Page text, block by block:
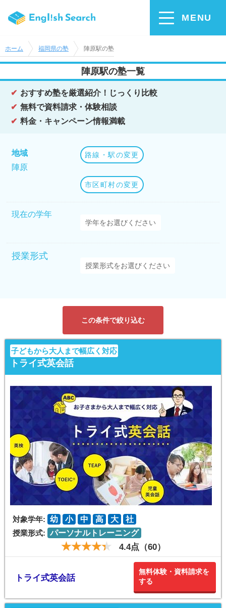
MENU
ホーム 福岡県の塾 陣原駅の塾
陣原駅の塾一覧
おすすめ塾を厳選紹介！じっくり比較
無料で資料請求・体験相談
料金・キャンペーン情報満載
地域
陣原
路線・駅の変更
市区町村の変更
現在の学年
授業形式
この条件で絞り込む
子どもから大人まで幅広く対応
トライ式英会話
対象学年: 幼 小 中 高 大
社
授業形式: パーソナルトレーニング
4.4点（60）
トライ式英会話
無料体験・資料請求を
する